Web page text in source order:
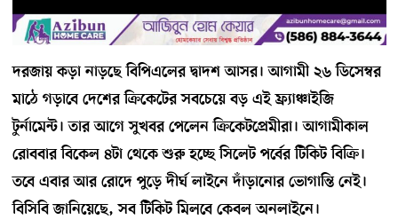
দরজায় কড়া নাড়ছে বিপিএলের দ্বাদশ আসর। আগামী ২৬ ডিসেম্বর
মাঠে গড়াবে দেশের ক্রিকেটের সবচেয়ে বড় এই ফ্র্যাঞ্চাইজি
টুর্নামেন্ট। তার আগে সুখবর পেলেন ক্রিকেটপ্রেমীরা। আগামীকাল
রোববার বিকেল ৪টা থেকে শুরু হচ্ছে সিলেট পর্বের টিকিট বিক্রি।
তবে এবার আর রোদে পুড়ে দীর্ঘ লাইনে দাঁড়ানোর ভোগান্তি নেই।
বিসিবি জানিয়েছে, সব টিকিট মিলবে কেবল অনলাইনে।